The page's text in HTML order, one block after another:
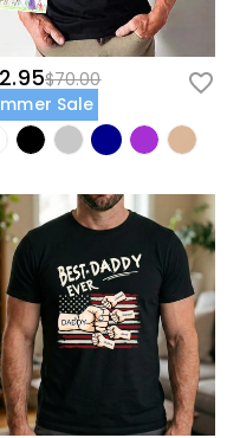
$70.00
Sale